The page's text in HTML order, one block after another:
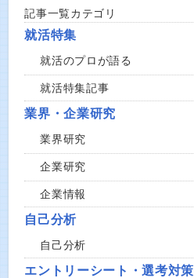
記事一覧カテゴリ
就活特集
就活のプロが語る
就活特集記事
業界・企業研究
業界研究
企業研究
企業情報
自己分析
自己分析
エントリーシート・選考対策